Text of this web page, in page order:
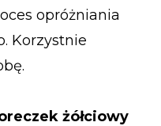
opróżniania
Korzystnie
żółciowy